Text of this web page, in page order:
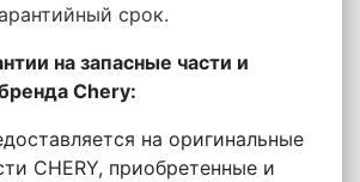
срок.
на запасные части и
Chery:
на оригинальные
CHERY, приобретенные и